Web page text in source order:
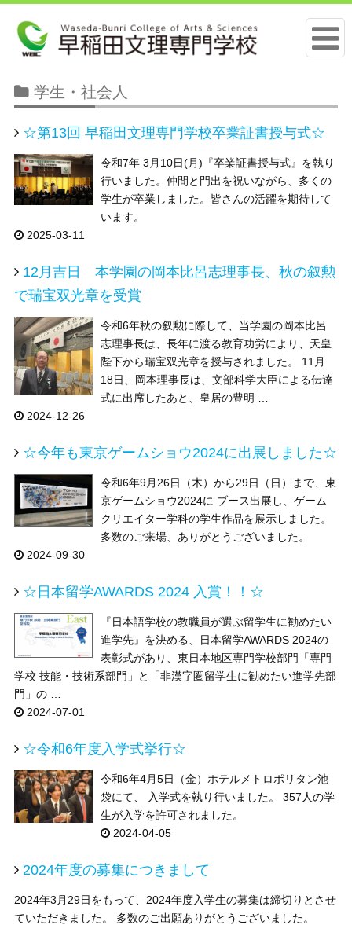
学生・社会人
☆第13回 早稲田文理専門学校卒業証書授与式☆
令和7年 3月10日(月)『卒業証書授与式』を執り
行いました。仲間と門出を祝いながら、多くの
学生が卒業しました。皆さんの活躍を期待して
います。
2025-03-11
12月吉日 本学園の岡本比呂志理事長、秋の叙勲
で瑞宝双光章を受賞
令和6年秋の叙勲に際して、当学園の岡本比呂
志理事長は、長年に渡る教育功労により、天皇
陛下から瑞宝双光章を授与されました。 11月
18日、岡本理事長は、文部科学大臣による伝達
式に出席したあと、皇居の豊明 …
2024-12-26
☆今年も東京ゲームショウ2024に出展しました☆
令和6年9月26日（木）から29日（日）まで、東
京ゲームショウ2024に ブース出展し、ゲーム
クリエイター学科の学生作品を展示しました。
多数のご来場、ありがとうございました。
2024-09-30
☆日本留学AWARDS 2024 入賞！！☆
『日本語学校の教職員が選ぶ留学生に勧めたい
進学先』を決める、日本留学AWARDS 2024の
表彰式があり、東日本地区専門学校部門「専門
学校 技能・技術系部門」と「非漢字圏留学生に勧めたい進学先部
門」の …
2024-07-01
☆令和6年度入学式挙行☆
令和6年4月5日（金）ホテルメトロポリタン池
袋にて、 入学式を執り行いました。 357人の学
生が入学を許可されました。
2024-04-05
2024年度の募集につきまして
2024年3月29日をもって、2024年度入学生の募集は締切りとさせ
ていただきました。 多数のご出願ありがとうございました。